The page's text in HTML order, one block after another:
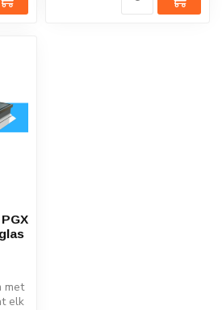
met
elk